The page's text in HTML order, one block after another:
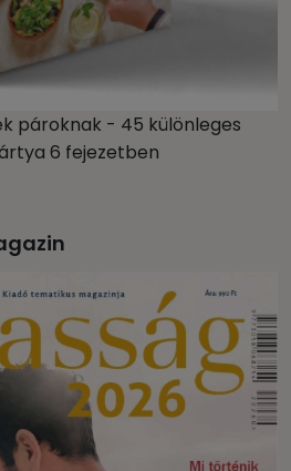
pároknak - 45 különleges
6 fejezetben